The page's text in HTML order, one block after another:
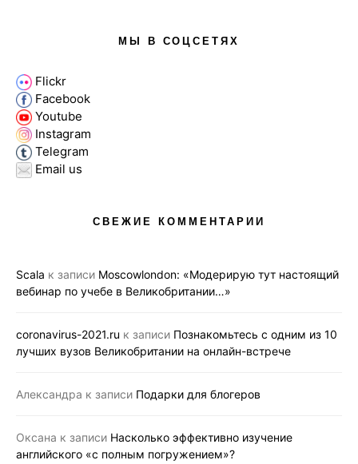
МЫ В СОЦСЕТЯХ
Flickr
Facebook
Youtube
Instagram
Telegram
Email us
СВЕЖИЕ КОММЕНТАРИИ
Scala к записи Moscowlondon: «Модерирую тут настоящий
вебинар по учебе в Великобритании…»
coronavirus-2021.ru к записи Познакомьтесь с одним из 10
лучших вузов Великобритании на онлайн-встрече
Александра к записи Подарки для блогеров
Оксана к записи Насколько эффективно изучение
английского «с полным погружением»?